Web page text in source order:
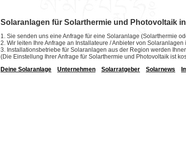
Solaranlagen für Solarthermie und Photovoltaik
1. Sie senden uns eine Anfrage für eine Solaranlage (Solarthermie
2. Wir leiten Ihre Anfrage an Installateure / Anbieter von
3. Installationsbetriebe für Solaranlagen aus der Region werden
(Die Einstellung Ihrer Anfrage für Solarthermie und Photovoltaik ist
Deine Solaranlage
Unternehmen Solarratgeber Solarnews